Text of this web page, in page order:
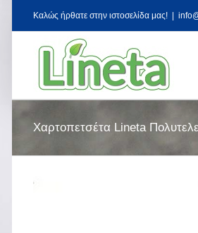
Kαλώς ήρθατε στην ιστοσελίδα μας!
Χαρτοπετσέτα Lineta